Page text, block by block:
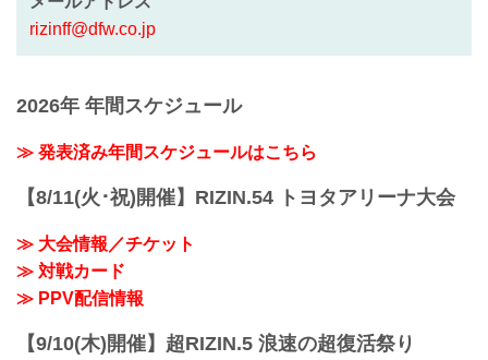
rizinff@dfw.co.jp
2026年 年間スケジュール
≫ 発表済み年間スケジュールはこちら
【8/11(火･祝)開催】RIZIN.54 トヨタアリーナ大会
≫ 大会情報／チケット
≫ 対戦カード
≫ PPV配信情報
【9/10(木)開催】超RIZIN.5 浪速の超復活祭り